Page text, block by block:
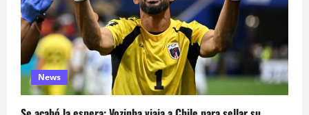
News